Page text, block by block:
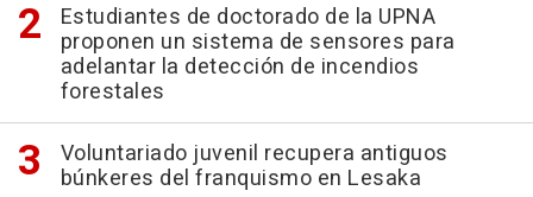
Estudiantes de doctorado de la UPNA
proponen un sistema de sensores para
adelantar la detección de incendios
forestales
Voluntariado juvenil recupera antiguos
búnkeres del franquismo en Lesaka